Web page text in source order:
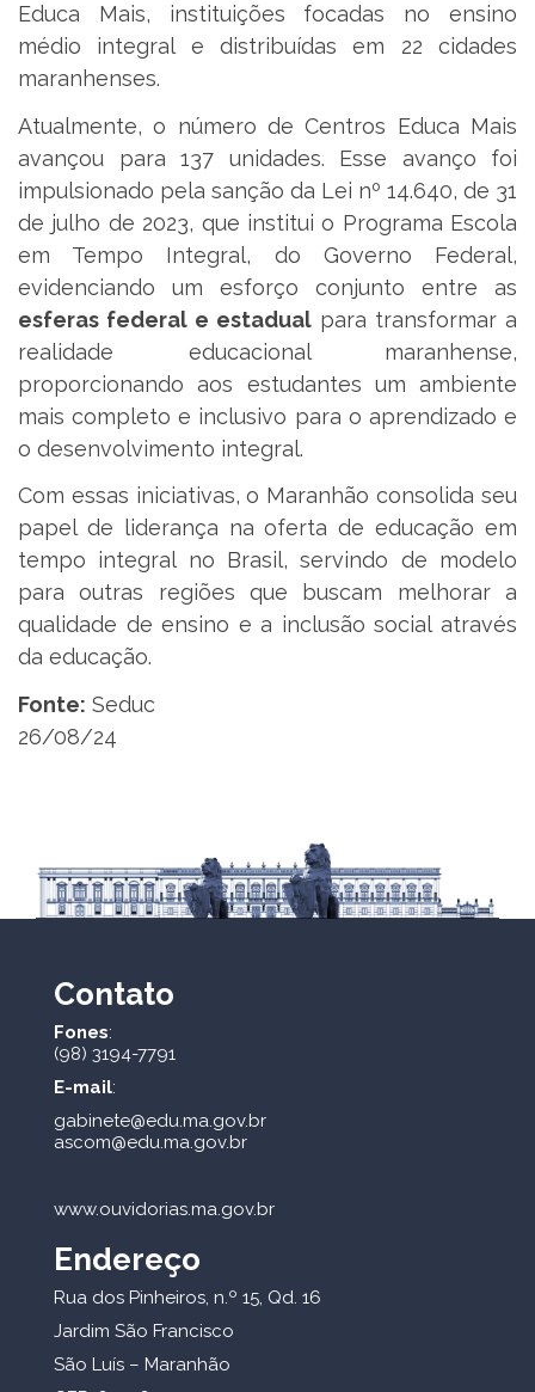
Educa Mais, instituições focadas no ensino
médio integral e distribuídas em 22 cidades
maranhenses.
Atualmente, o número de Centros Educa Mais
avançou para 137 unidades. Esse avanço foi
impulsionado pela sanção da Lei nº 14.640, de 31
de julho de 2023, que institui o Programa Escola
em Tempo Integral, do Governo Federal,
evidenciando um esforço conjunto entre as
esferas federal e estadual para transformar a
realidade educacional maranhense,
proporcionando aos estudantes um ambiente
mais completo e inclusivo para o aprendizado e
o desenvolvimento integral.
Com essas iniciativas, o Maranhão consolida seu
papel de liderança na oferta de educação em
tempo integral no Brasil, servindo de modelo
para outras regiões que buscam melhorar a
qualidade de ensino e a inclusão social através
da educação.
Fonte: Seduc
26/08/24
Contato
Fones:
(98) 3194-7791
E-mail:
gabinete@edu.ma.gov.br
ascom@edu.ma.gov.br
www.ouvidorias.ma.gov.br
Endereço
Rua dos Pinheiros, n.º 15, Qd. 16
Jardim São Francisco
São Luís – Maranhão